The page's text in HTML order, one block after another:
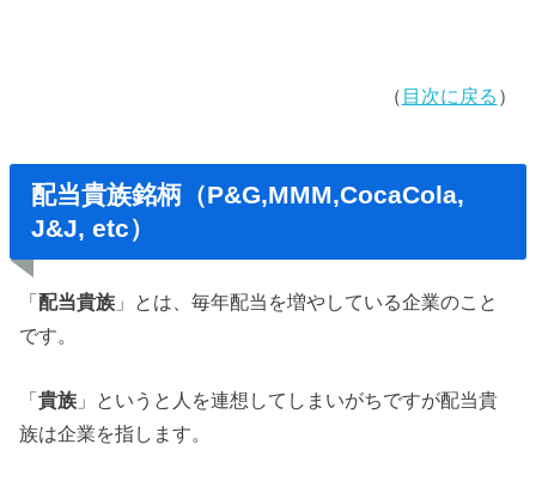
（ 目次に戻る ）
配当貴族銘柄（P&G,MMM,CocaCola,
J&J, etc）
「配当貴族 」とは、毎年配当を増やしている企業のこと
です。
「貴族 」というと人を連想してしまいがちですが配当貴
族は企業を指します。